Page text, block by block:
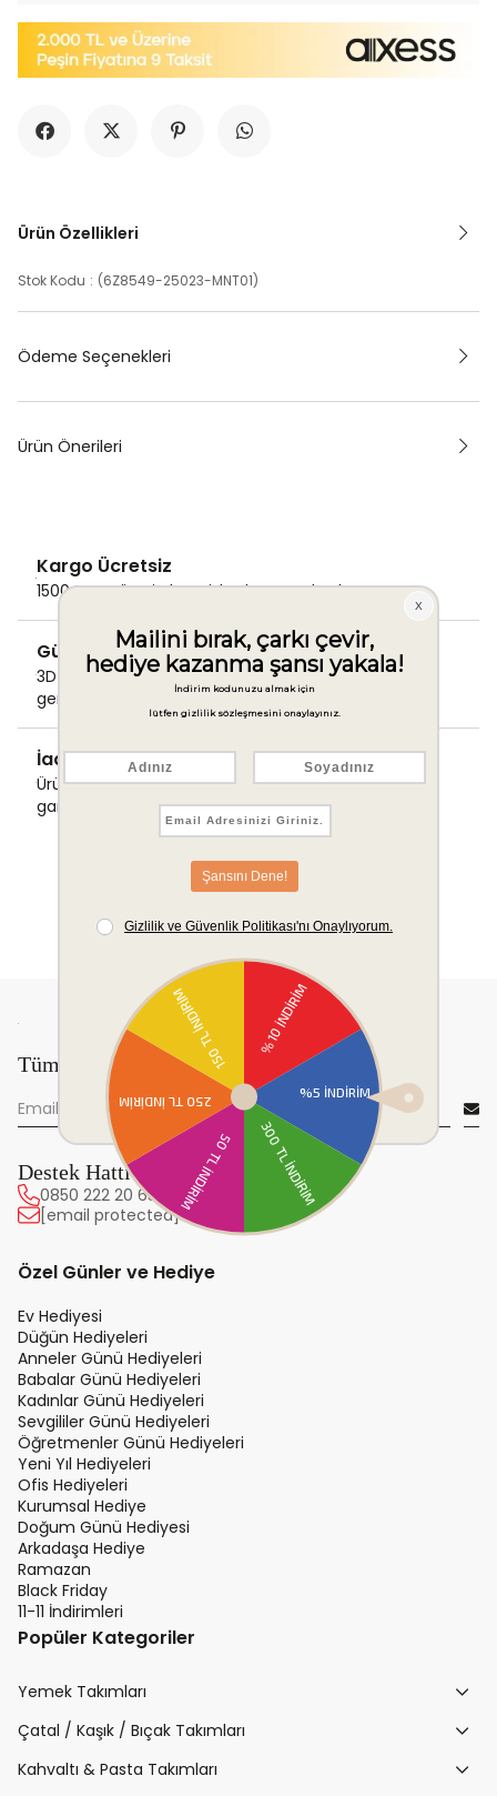
Ürün Özellikleri
Stok Kodu (6Z8549-25023-MNT01)
Ödeme Seçenekleri
Ürün Önerileri
Kargo Ücretsiz
1500 TL ve üzeri alışverişlerde Kargo bedava!
Güvenli Ödeme
3D Secure ile güvenli ödemenizi
gerçekleştirin.
İade & Değişim Garantisi
Ürünlerinizde sorunsuz iade ve değişim
garantisi.
Tüm yeniliklerden önce sen haberdar ol!
Destek Hattı
0850 222 20 63
[email protected]
Özel Günler ve Hediye
Ev Hediyesi
Düğün Hediyeleri
Anneler Günü Hediyeleri
Babalar Günü Hediyeleri
Kadınlar Günü Hediyeleri
Sevgililer Günü Hediyeleri
Öğretmenler Günü Hediyeleri
Yeni Yıl Hediyeleri
Ofis Hediyeleri
Kurumsal Hediye
Doğum Günü Hediyesi
Arkadaşa Hediye
Ramazan
Black Friday
11-11 İndirimleri
Popüler Kategoriler
Yemek Takımları
Çatal / Kaşık / Bıçak Takımları
Kahvaltı & Pasta Takımları